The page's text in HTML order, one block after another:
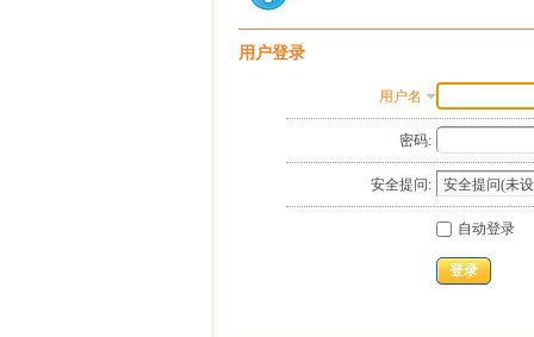
用户登录
用户名
密码:
安全提问:
自动登录
登录